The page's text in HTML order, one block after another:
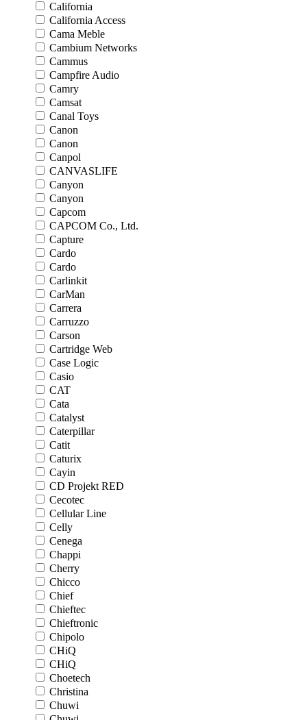
California
California Access
Cama Meble
Cambium Networks
Cammus
Campfire Audio
Camry
Camsat
Canal Toys
Canon
Canon
Canpol
CANVASLIFE
Canyon
Canyon
Capcom
CAPCOM Co., Ltd.
Capture
Cardo
Cardo
Carlinkit
CarMan
Carrera
Carruzzo
Carson
Cartridge Web
Case Logic
Casio
CAT
Cata
Catalyst
Caterpillar
Catit
Caturix
Cayin
CD Projekt RED
Cecotec
Cellular Line
Celly
Cenega
Chappi
Cherry
Chicco
Chief
Chieftec
Chieftronic
Chipolo
CHiQ
CHiQ
Choetech
Christina
Chuwi